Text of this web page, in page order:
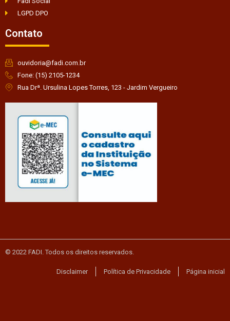
LGPD DPO
Contato
ouvidoria@fadi.com.br
Fone: (15) 2105-1234
Rua Drª. Ursulina Lopes Torres, 123 - Jardim Vergueiro
© 2022 FADI. Todos os direitos reservados.
Disclaimer Política de Privacidade Página inicial